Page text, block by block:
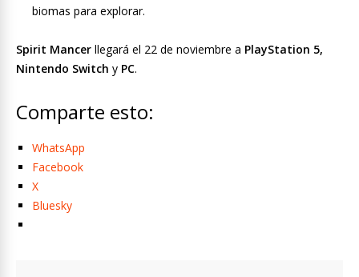
biomas para explorar.
Spirit Mancer llegará el 22 de noviembre a PlayStation 5,
Nintendo Switch y PC.
Comparte esto:
WhatsApp
Facebook
X
Bluesky